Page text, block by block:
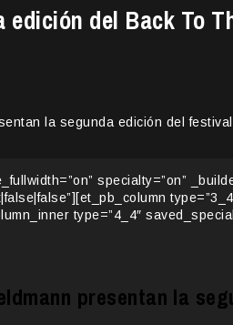
del Back To
la segunda edición del
specialty=”on”
type=”4_4″
presentan la